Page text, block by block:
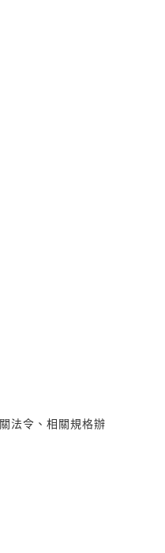
法令、相關規格辦